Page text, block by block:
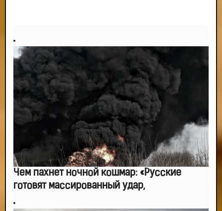
Чем пахнет ночной кошмар: «Русские
готовят массированный удар,